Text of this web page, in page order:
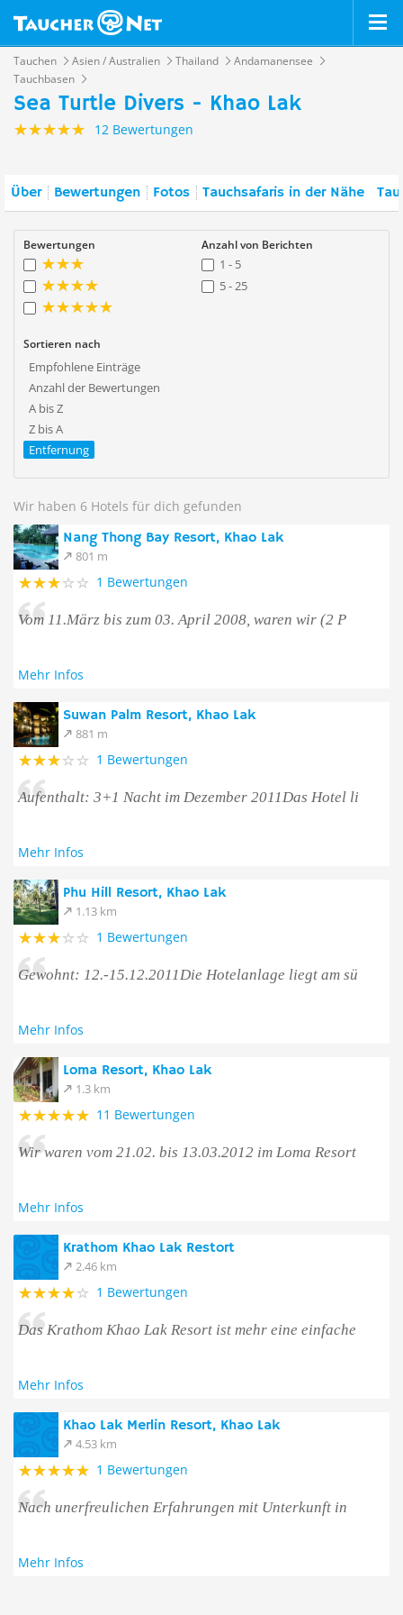
Tauchen Asien / Australien Thailand
Andamanensee
Tauchbasen
Sea Turtle Divers - Khao Lak
12 Bewertungen
Über Bewertungen Fotos Tauchsafaris in der Nähe
Bewertungen Anzahl von Berichten
1 - 5
5 - 25
Sortieren nach
Empfohlene Einträge
Anzahl der Bewertungen
A bis Z
Z bis A
Entfernung
Wir haben 6 Hotels für dich gefunden
Nang Thong Bay Resort, Khao Lak
801 m
1 Bewertungen
Vom 11.März bis zum 03. April 2008, waren wir (2 P
Mehr Infos
Suwan Palm Resort, Khao Lak
881 m
1 Bewertungen
Aufenthalt: 3+1 Nacht im Dezember 2011Das Hotel li
Mehr Infos
Phu Hill Resort, Khao Lak
1.13 km
1 Bewertungen
Gewohnt: 12.-15.12.2011Die Hotelanlage liegt am sü
Mehr Infos
Loma Resort, Khao Lak
1.3 km
11 Bewertungen
Wir waren vom 21.02. bis 13.03.2012 im Loma Resort
Mehr Infos
Krathom Khao Lak Restort
2.46 km
1 Bewertungen
Das Krathom Khao Lak Resort ist mehr eine einfache
Mehr Infos
Khao Lak Merlin Resort, Khao Lak
4.53 km
1 Bewertungen
Nach unerfreulichen Erfahrungen mit Unterkunft in
Mehr Infos